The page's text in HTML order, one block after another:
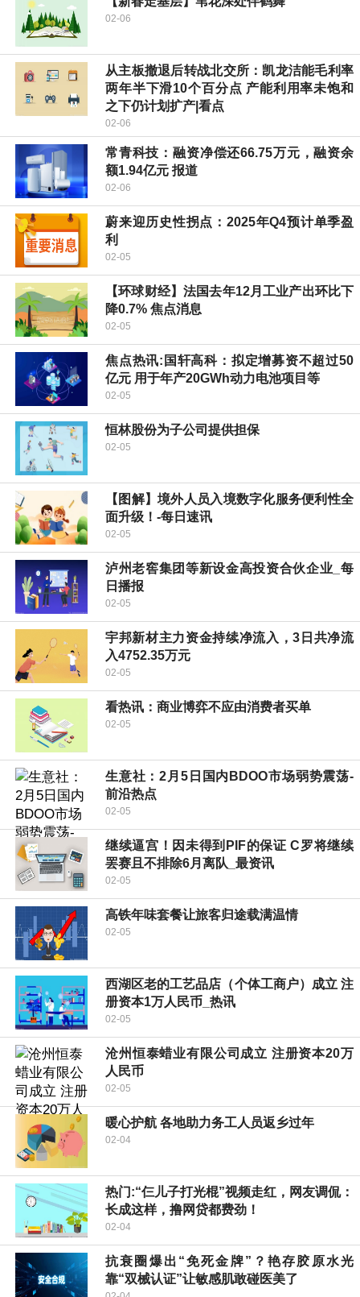
02-06
从主板撤退后转战北交所：凯龙洁能毛利率
两年半下滑10个百分点 产能利用率未饱和
之下仍计划扩产|看点
02-06
常青科技：融资净偿还66.75万元，融资余
额1.94亿元 报道
02-06
蔚来迎历史性拐点：2025年Q4预计单季盈
利
02-05
【环球财经】法国去年12月工业产出环比下
降0.7% 焦点消息
02-05
焦点热讯:国轩高科：拟定增募资不超过50
亿元 用于年产20GWh动力电池项目等
02-05
恒林股份为子公司提供担保
02-05
【图解】境外人员入境数字化服务便利性全
面升级！-每日速讯
02-05
泸州老窖集团等新设金高投资合伙企业_每
日播报
02-05
宇邦新材主力资金持续净流入，3日共净流
入4752.35万元
02-05
看热讯：商业博弈不应由消费者买单
02-05
生意社：2月5日国内BDOO市场弱势震荡-
前沿热点
02-05
继续逼宫！因未得到PIF的保证 C罗将继续
罢赛且不排除6月离队_最资讯
02-05
高铁年味套餐让旅客归途载满温情
02-05
西湖区老的工艺品店（个体工商户）成立 注
册资本1万人民币_热讯
02-05
沧州恒泰蜡业有限公司成立 注册资本20万
人民币
02-05
暖心护航 各地助力务工人员返乡过年
02-04
热门:“仨儿子打光棍”视频走红，网友调侃：
长成这样，撸网贷都费劲！
02-04
抗衰圈爆出“免死金牌”？艳存胶原水光
靠“双械认证”让敏感肌敢碰医美了